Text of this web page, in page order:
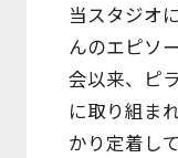
当スタジオ
んのエピソ
会以来、ピ
に取り組ま
かり定着し